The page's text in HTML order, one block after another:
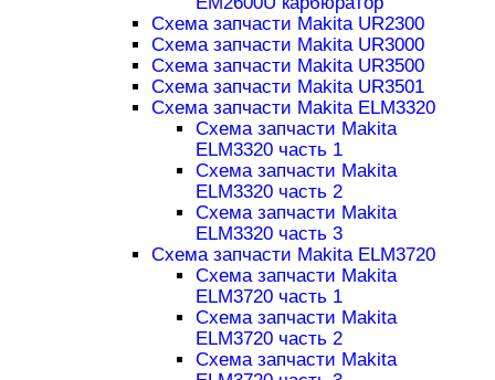
Схема запчасти Makita UR2300
Схема запчасти Makita UR3000
Схема запчасти Makita UR3500
Схема запчасти Makita UR3501
Схема запчасти Makita ELM3320
Схема запчасти Makita
ELM3320 часть 1
Схема запчасти Makita
ELM3320 часть 2
Схема запчасти Makita
ELM3320 часть 3
Схема запчасти Makita ELM3720
Схема запчасти Makita
ELM3720 часть 1
Схема запчасти Makita
ELM3720 часть 2
Схема запчасти Makita